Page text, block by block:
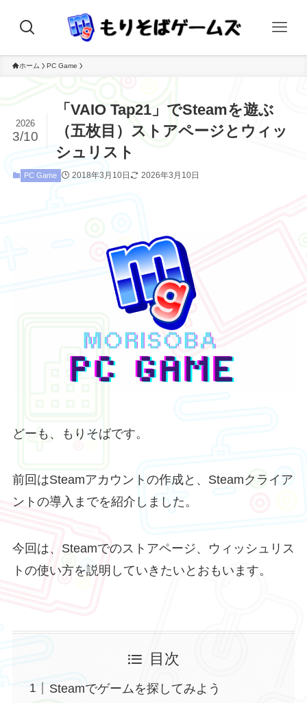
ホーム PC Game
「VAIO Tap21」でSteamを遊ぶ
（五枚目）ストアページとウィッ
シュリスト
2026
3/10
PC Game 2018年3月10日 2026年3月10日
どーも、もりそばです。
前回はSteamアカウントの作成と、Steamクライア
ントの導入までを紹介しました。
今回は、Steamでのストアページ、ウィッシュリス
トの使い方を説明していきたいとおもいます。
目次
Steamでゲームを探してみよう